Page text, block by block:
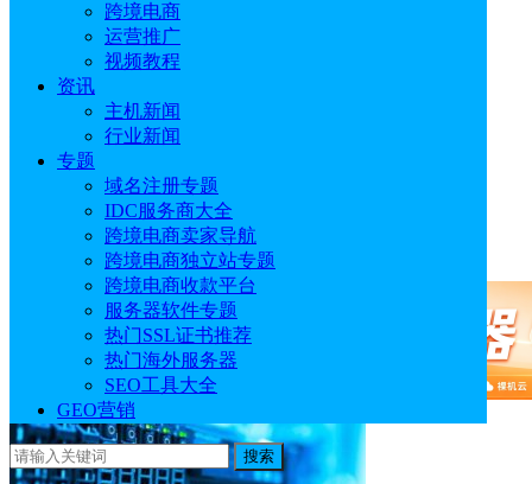
跨境电商
运营推广
视频教程
资讯
主机新闻
行业新闻
专题
域名注册专题
IDC服务商大全
跨境电商卖家导航
跨境电商独立站专题
跨境电商收款平台
服务器软件专题
热门SSL证书推荐
热门海外服务器
SEO工具大全
GEO营销
搜索
购买服务器建站用什么系统好
2025年04月04日0赞
在购买国外服务器时需要选择系统，目前热门的系统有
Linux、Windows、FreeBSD等，其中Linux系…